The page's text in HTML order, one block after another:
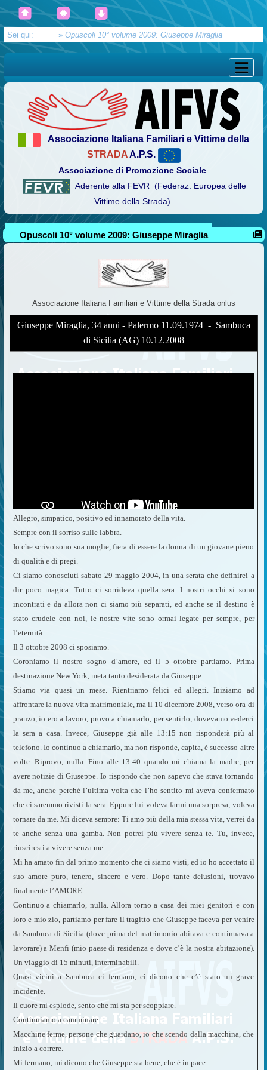
Sei qui: » Opuscoli 10° volume 2009: Giuseppe Miraglia
Associazione Italiana Familiari e Vittime della
STRADAA.P.S.
Associazione di Promozione Sociale
Aderente alla FEVR (Federaz. Europea delle
Vittime della Strada)
Opuscoli 10° volume 2009: Giuseppe Miraglia
Associazione Italiana Familiari e Vittime della Strada onlus
Giuseppe Miraglia, 34 anni - Palermo 11.09.1974 - Sambuca
di Sicilia (AG) 10.12.2008
Allegro, simpatico, positivo ed innamorato della vita.
Sempre con il sorriso sulle labbra.
Io che scrivo sono sua moglie, fiera di essere la donna di un giovane pieno
di qualità e di pregi.
Ci siamo conosciuti sabato 29 maggio 2004, in una serata che definirei a
dir poco magica. Tutto ci sorrideva quella sera. I nostri occhi si sono
incontrati e da allora non ci siamo più separati, ed anche se il destino è
stato crudele con noi, le nostre vite sono ormai legate per sempre, per
l’eternità.
Il 3 ottobre 2008 ci sposiamo.
Coroniamo il nostro sogno d’amore, ed il 5 ottobre partiamo. Prima
destinazione New York, meta tanto desiderata da Giuseppe.
Stiamo via quasi un mese. Rientriamo felici ed allegri. Iniziamo ad
affrontare la nuova vita matrimoniale, ma il 10 dicembre 2008, verso ora di
pranzo, io ero a lavoro, provo a chiamarlo, per sentirlo, dovevamo vederci
la sera a casa. Invece, Giuseppe già alle 13:15 non risponderà più al
telefono. Io continuo a chiamarlo, ma non risponde, capita, è successo altre
volte. Riprovo, nulla. Fino alle 13:40 quando mi chiama la madre, per
avere notizie di Giuseppe. Io rispondo che non sapevo che stava tornando
da me, anche perché l’ultima volta che l’ho sentito mi aveva confermato
che ci saremmo rivisti la sera. Eppure lui voleva farmi una sorpresa, voleva
tornare da me. Mi diceva sempre: Ti amo più della mia stessa vita, verrei da
te anche senza una gamba. Non potrei più vivere senza te. Tu, invece,
riusciresti a vivere senza me.
Mi ha amato fin dal primo momento che ci siamo visti, ed io ho accettato il
suo amore puro, tenero, sincero e vero. Dopo tante delusioni, trovavo
finalmente l’AMORE.
Continuo a chiamarlo, nulla. Allora torno a casa dei miei genitori e con
loro e mio zio, partiamo per fare il tragitto che Giuseppe faceva per venire
da Sambuca di Sicilia (dove prima del matrimonio abitava e continuava a
lavorare) a Menfi (mio paese di residenza e dove c’è la nostra abitazione).
Un viaggio di 15 minuti, interminabili.
Quasi vicini a Sambuca ci fermano, ci dicono che c’è stato un grave
incidente.
Il cuore mi esplode, sento che mi sta per scoppiare.
Continuiamo a camminare.
Macchine ferme, persone che guardano, io che scendo dalla macchina, che
inizio a correre.
Mi fermano, mi dicono che Giuseppe sta bene, che è in pace.